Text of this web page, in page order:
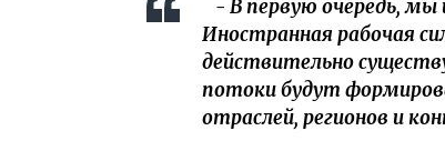
- В первую очередь, мы
Иностранная рабочая
действительно
потоки будут
отраслей, регионов и